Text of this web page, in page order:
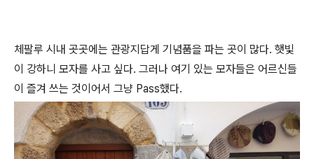
체팔루 시내 곳곳에는 관광지답게 기념품을 파는 곳이 많다. 햇빛
이 강하니 모자를 사고 싶다. 그러나 여기 있는 모자들은 어르신들
이 즐겨 쓰는 것이어서 그냥 Pass했다.